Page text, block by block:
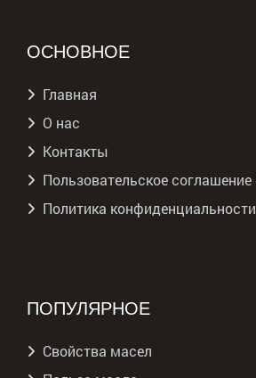
ОСНОВНОЕ
Главная
О нас
Контакты
Пользовательское соглашение
Политика конфиденциальности
ПОПУЛЯРНОЕ
Свойства масел